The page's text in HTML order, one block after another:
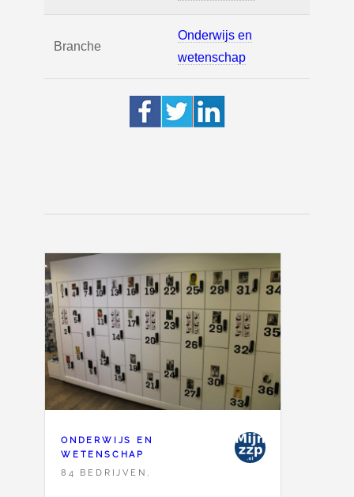
Branche
Onderwijs en
wetenschap
ONDERWIJS EN
WETENSCHAP
84 BEDRIJVEN,